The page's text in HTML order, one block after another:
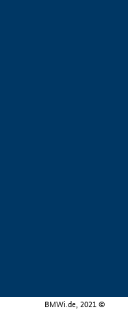
BMWi.de, 2021 ©